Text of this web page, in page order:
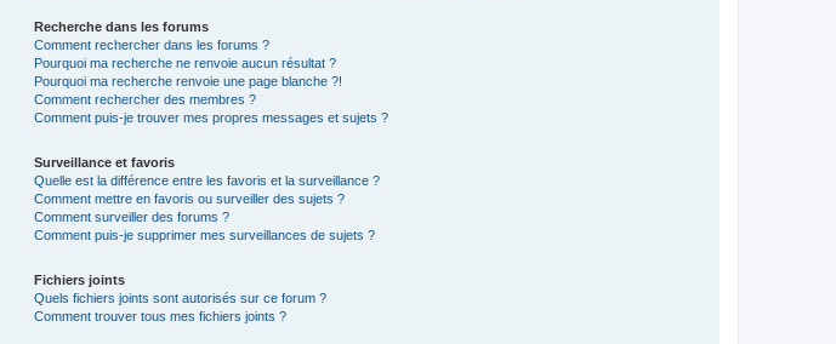
Recherche dans les forums
Comment rechercher dans les forums ?
Pourquoi ma recherche ne renvoie aucun résultat ?
Pourquoi ma recherche renvoie une page blanche ?!
Comment rechercher des membres ?
Comment puis-je trouver mes propres messages et sujets ?
Surveillance et favoris
Quelle est la différence entre les favoris et la surveillance ?
Comment mettre en favoris ou surveiller des sujets ?
Comment surveiller des forums ?
Comment puis-je supprimer mes surveillances de sujets ?
Fichiers joints
Quels fichiers joints sont autorisés sur ce forum ?
Comment trouver tous mes fichiers joints ?